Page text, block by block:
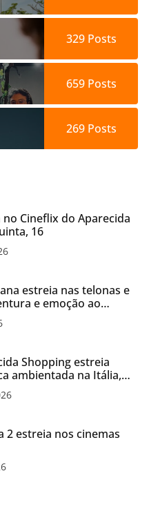
329Posts
659Posts
269Posts
Cineflix do Aparecida
16
estreia nas telonas e
e emoção ao
Shopping
Shopping estreia
ambientada na Itália,
para o Dia dos
2 estreia nos cinemas